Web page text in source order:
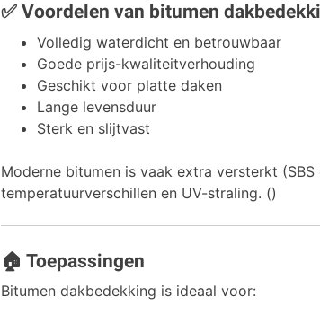
✅ Voordelen van bitumen
Volledig waterdicht en betrouwbaar
Goede prijs-kwaliteitverhouding
Geschikt voor platte daken
Lange levensduur
Sterk en slijtvast
Moderne bitumen is vaak extra versterkt
temperatuurverschillen en UV-straling. ()
🏠 Toepassingen
Bitumen dakbedekking is ideaal voor: